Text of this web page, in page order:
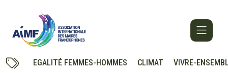
EGALITÉ FEMMES-HOMMES CLIMAT VIVRE-